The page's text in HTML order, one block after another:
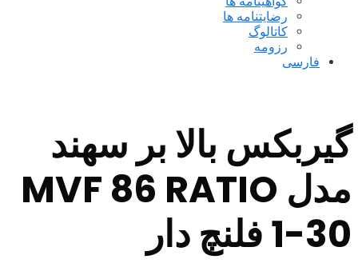
رضایتنامه ها
کاتالوگ
رزومه
فارسی
گیربکس بالا بر سهند
مدل MVF 86 RATIO
1-30 فلنچ دار